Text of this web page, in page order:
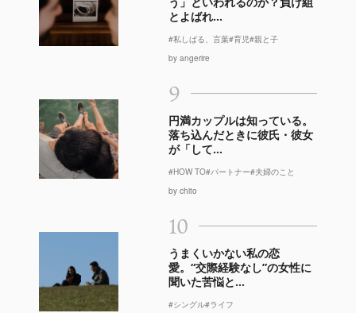
とよばれ...
#私しばる、言葉#育児#親と子
by angerire
9
円満カップルは知っている。
落ち込んだときに彼氏・彼女
が「して...
#HOW TO#パートナー#夫婦のこと
by chito
10
うまくいかない私の恋
愛。“交際経験なし”の女性に
聞いた苦悩と...
#シングル#ライフ